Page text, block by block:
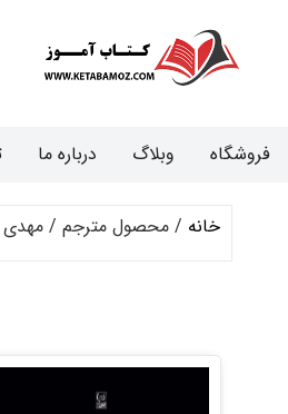
فروشگاه وبلاگ درباره ما
خانه / محصول مترجم / مهدی